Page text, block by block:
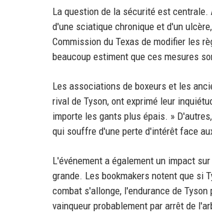
La question de la sécurité est
d'une sciatique chronique et d'un
Commission du Texas de modifier les
beaucoup estiment que ces mesures
Les associations de boxeurs et les
rival de Tyson, ont exprimé leur
importe les gants plus épais. »
qui souffre d'une perte d'intérêt face
L'événement a également un impact
grande. Les bookmakers notent que si
combat s'allonge, l'endurance de
vainqueur probablement par arrêt de